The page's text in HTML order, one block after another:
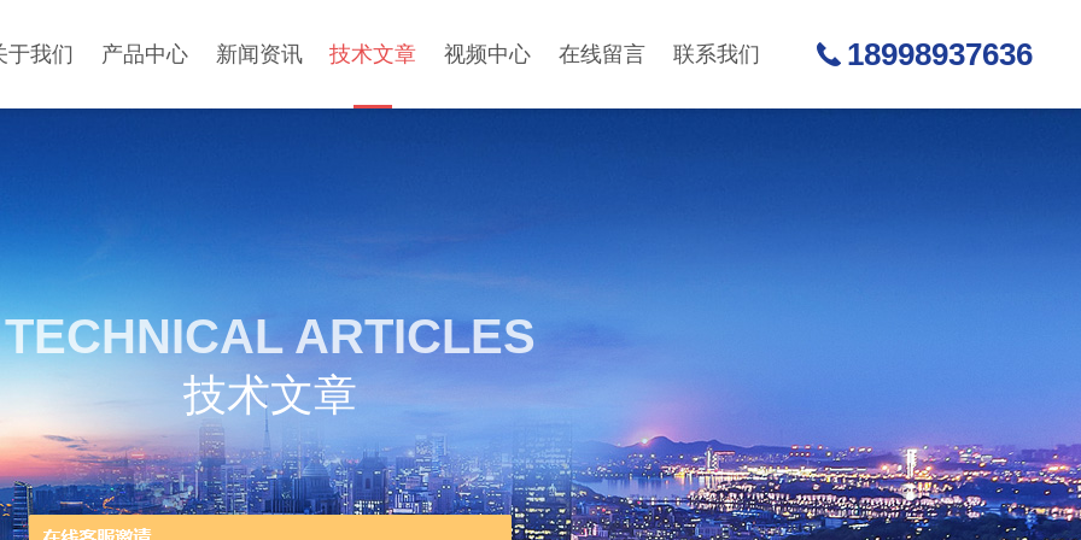
于我们 产品中心 新闻资讯 技术文章 视频中心 在线留言 联系我们 18998937636
TECHNICAL ARTICLES
技术文章